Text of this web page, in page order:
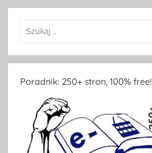
Poradnik: 250+ stron, 100% free!